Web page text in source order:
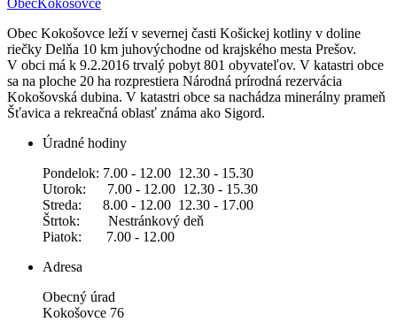
ObecKokošovce
Obec Kokošovce leží v severnej časti Košickej kotliny v doline
riečky Delňa 10 km juhovýchodne od krajského mesta Prešov.
V obci má k 9.2.2016 trvalý pobyt 801 obyvateľov. V katastri obce
sa na ploche 20 ha rozprestiera Národná prírodná rezervácia
Kokošovská dubina. V katastri obce sa nachádza minerálny prameň
Šťavica a rekreačná oblasť známa ako Sigord.
Úradné hodiny
Pondelok: 7.00 - 12.00 12.30 - 15.30
Utorok: 7.00 - 12.00 12.30 - 15.30
Streda: 8.00 - 12.00 12.30 - 17.00
Štrtok: Nestránkový deň
Piatok: 7.00 - 12.00
Adresa
Obecný úrad
Kokošovce 76